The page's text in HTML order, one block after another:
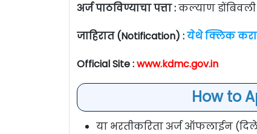
अर्ज पाठविण्याचा पत्ता :कल्याण
जाहिरात (Notification) :येथे क्लिक करा
Official Site :www.kdmc.gov.in
How to
या भरतीकरिता अर्ज ऑफलाईन